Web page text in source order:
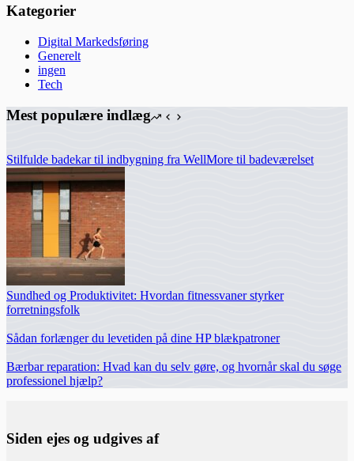
Kategorier
Digital Markedsføring
Generelt
ingen
Tech
Mest populære indlæg
Stilfulde badekar til indbygning fra WellMore til badeværelset
Sundhed og Produktivitet: Hvordan fitnessvaner styrker
forretningsfolk
Sådan forlænger du levetiden på dine HP blækpatroner
Bærbar reparation: Hvad kan du selv gøre, og hvornår skal du søge
professionel hjælp?
Siden ejes og udgives af